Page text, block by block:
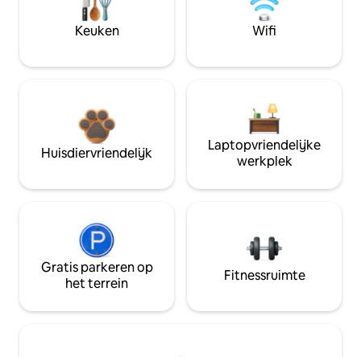
Keuken Wifi
Huisdiervriendelijk
Laptopvriendelijke
werkplek
Gratis parkeren op
het terrein
Fitnessruimte